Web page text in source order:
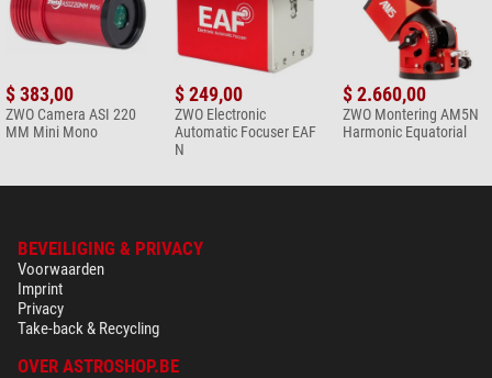
$ 383,00
ZWO Camera ASI 220
MM Mini Mono
$ 249,00
ZWO Electronic
Automatic Focuser EAF
N
$ 2.660,00
ZWO Montering AM5N
Harmonic Equatorial
BEVEILIGING & PRIVACY
Voorwaarden
Imprint
Privacy
Take-back & Recycling
OVER ASTROSHOP.BE